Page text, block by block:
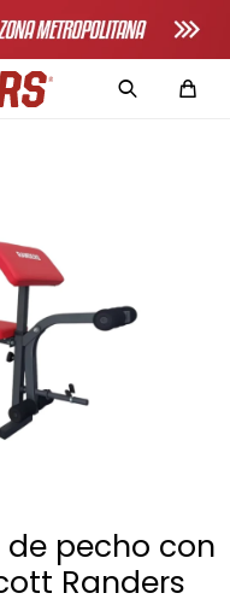
de pecho con
Randers